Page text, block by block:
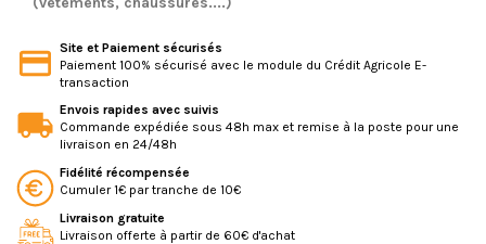
Site et Paiement sécurisés
Paiement 100% sécurisé avec le module du Crédit Agricole E-
transaction
Envois rapides avec suivis
Commande expédiée sous 48h max et remise à la poste pour une
livraison en 24/48h
Fidélité récompensée
Cumuler 1€ par tranche de 10€
Livraison gratuite
Livraison offerte à partir de 60€ d'achat